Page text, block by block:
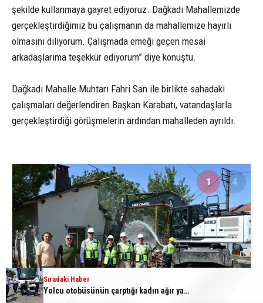
şekilde kullanmaya gayret ediyoruz. Dağkadı Mahallemizde
gerçekleştirdiğimiz bu çalışmanın da mahallemize hayırlı
olmasını diliyorum. Çalışmada emeği geçen mesai
arkadaşlarıma teşekkür ediyorum” diye konuştu.
Dağkadı Mahalle Muhtarı Fahri San ile birlikte sahadaki
çalışmaları değerlendiren Başkan Karabatı, vatandaşlarla
gerçekleştirdiği görüşmelerin ardından mahalleden ayrıldı.
1 4
Sıradaki Haber
Yolcu otobüsünün çarptığı kadın ağır yaralandı